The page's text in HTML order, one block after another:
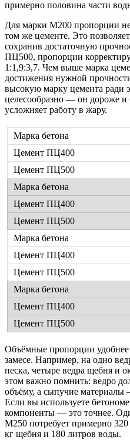
примерно половина части
Для марки М200 пропорции
том же цементе. Это
сохранив достаточную
ПЦ500, пропорции
1:1,9:3,7. Чем выше марка
достижения нужной
высокую марку цемента ради
целесообразно — он дороже и
усложняет работу в жару.
Объёмные пропорции удобнее
замесе. Например, на одно
песка, четыре ведра щебня и
этом важно помнить: ведро
объёму, а сыпучие материалы
Если вы используете
компоненты — это точнее.
М250 потребует примерно 320
кг щебня и 180 литров воды.